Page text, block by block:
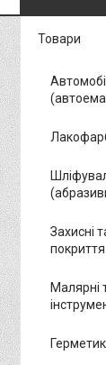
Товари
Захисні
Малярні